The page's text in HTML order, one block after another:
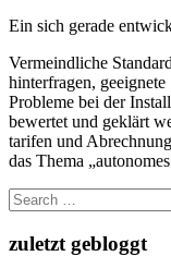
Ein sich gerade
Vermeindliche
hinterfragen,
Probleme bei der
bewertet und geklärt
tarifen und
das Thema
Search
for:
zuletzt gebloggt